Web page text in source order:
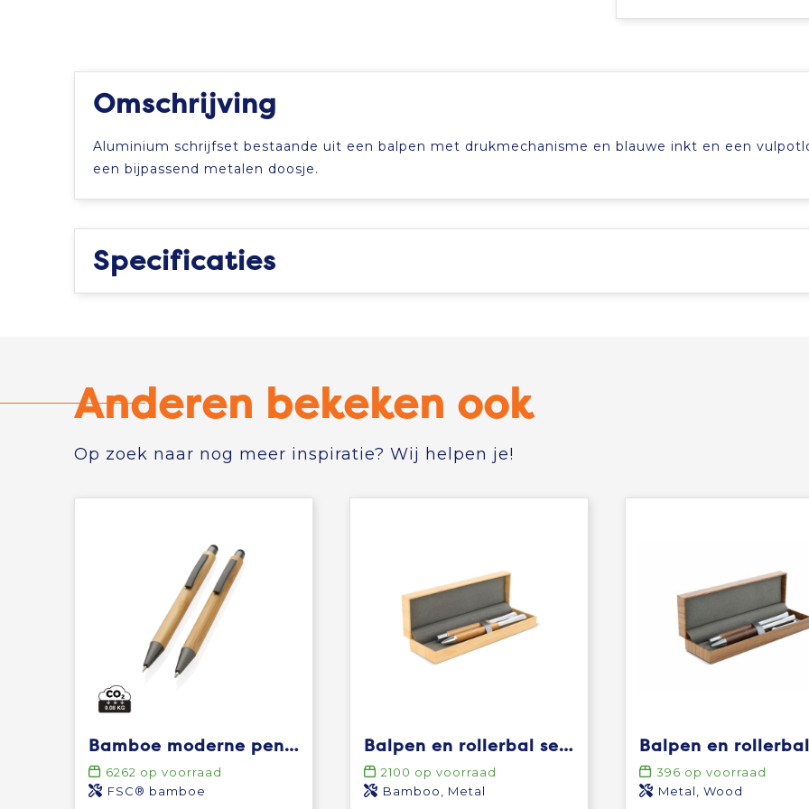
Omschrijving
Aluminium schrijfset bestaande uit een balpen met drukmechanisme en blauwe inkt en een
een bijpassend metalen doosje.
Specificaties
Anderen bekeken ook
Op zoek naar nog meer inspiratie? Wij helpen je!
Bamboe moderne pennenset in doosje
6262 op voorraad
FSC® bamboe
Balpen en rollerbal set bamboe
2100 op voorraad
Bamboo, Metal
396 op voorraad
Metal, Wood